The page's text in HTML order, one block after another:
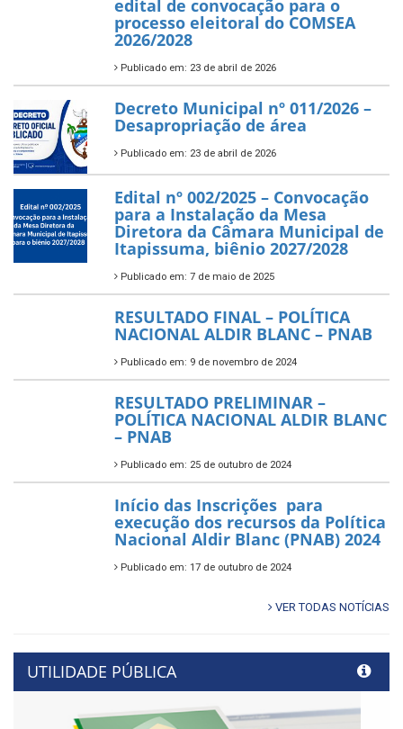
edital de convocação para o
processo eleitoral do COMSEA
2026/2028
Publicado em: 23 de abril de 2026
Decreto Municipal nº 011/2026 –
Desapropriação de área
Publicado em: 23 de abril de 2026
Edital nº 002/2025 – Convocação
para a Instalação da Mesa
Diretora da Câmara Municipal de
Itapissuma, biênio 2027/2028
Publicado em: 7 de maio de 2025
RESULTADO FINAL – POLÍTICA
NACIONAL ALDIR BLANC – PNAB
Publicado em: 9 de novembro de 2024
RESULTADO PRELIMINAR –
POLÍTICA NACIONAL ALDIR BLANC
– PNAB
Publicado em: 25 de outubro de 2024
Início das Inscrições para
execução dos recursos da Política
Nacional Aldir Blanc (PNAB) 2024
Publicado em: 17 de outubro de 2024
VER TODAS NOTÍCIAS
UTILIDADE PÚBLICA